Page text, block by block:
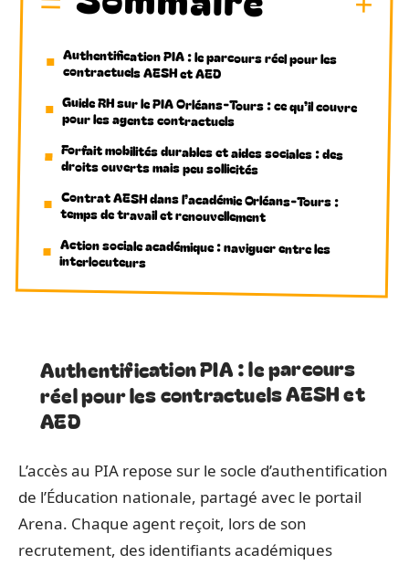
Authentification PIA : le parcours réel pour les
contractuels AESH et AED
Guide RH sur le PIA Orléans-Tours : ce qu’il couvre
pour les agents contractuels
Forfait mobilités durables et aides sociales : des
droits ouverts mais peu sollicités
Contrat AESH dans l’académie Orléans-Tours :
temps de travail et renouvellement
Action sociale académique : naviguer entre les
interlocuteurs
Authentification PIA : le parcours
réel pour les contractuels AESH et
AED
L’accès au PIA repose sur le socle d’authentification
de l’Éducation nationale, partagé avec le portail
Arena. Chaque agent reçoit, lors de son
recrutement, des identifiants académiques